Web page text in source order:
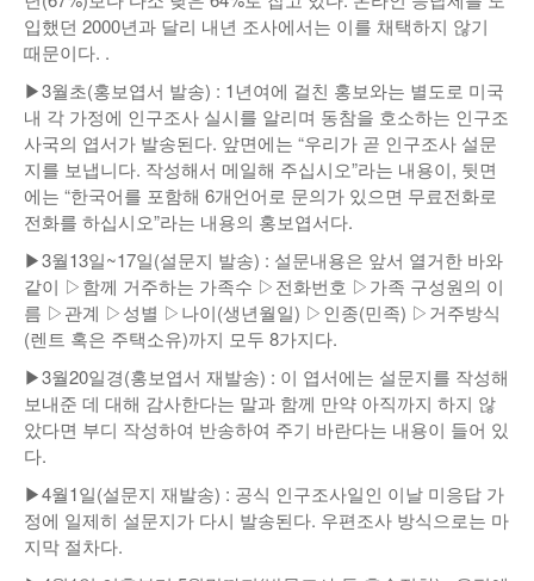
입했던 2000년과 달리 내년 조사에서는 이를 채택하지 않기
때문이다. .
▶3월초(홍보엽서 발송) : 1년여에 걸친 홍보와는 별도로 미국
내 각 가정에 인구조사 실시를 알리며 동참을 호소하는 인구조
사국의 엽서가 발송된다. 앞면에는 “우리가 곧 인구조사 설문
지를 보냅니다. 작성해서 메일해 주십시오”라는 내용이, 뒷면
에는 “한국어를 포함해 6개언어로 문의가 있으면 무료전화로
전화를 하십시오”라는 내용의 홍보엽서다.
▶3월13일~17일(설문지 발송) : 설문내용은 앞서 열거한 바와
같이 ▷함께 거주하는 가족수 ▷전화번호 ▷가족 구성원의 이
름 ▷관계 ▷성별 ▷나이(생년월일) ▷인종(민족) ▷거주방식
(렌트 혹은 주택소유)까지 모두 8가지다.
▶3월20일경(홍보엽서 재발송) : 이 엽서에는 설문지를 작성해
보내준 데 대해 감사한다는 말과 함께 만약 아직까지 하지 않
았다면 부디 작성하여 반송하여 주기 바란다는 내용이 들어 있
다.
▶4월1일(설문지 재발송) : 공식 인구조사일인 이날 미응답 가
정에 일제히 설문지가 다시 발송된다. 우편조사 방식으로는 마
지막 절차다.